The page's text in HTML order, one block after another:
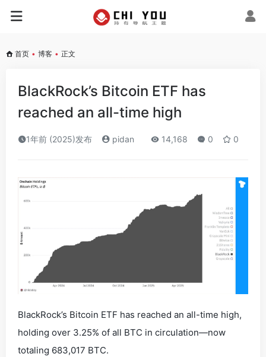
首页 • 博客 • 正文
BlackRock’s Bitcoin ETF has
reached an all-time high
1年前 (2025)发布 pidan 14,168 0 0
BlackRock’s Bitcoin ETF has reached an all-time high,
holding over 3.25% of all BTC in circulation—now
totaling 683,017 BTC.